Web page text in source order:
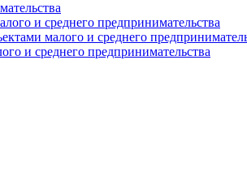
и среднего предпринимательства
малого и среднего
и среднего предпринимательства